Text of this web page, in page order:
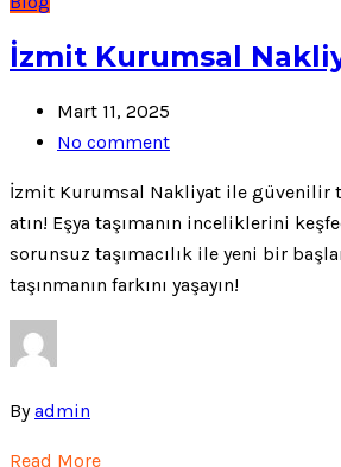
İzmit Kurumsal
Mart 11, 2025
No comment
İzmit Kurumsal Nakliyat ile güvenilir
atın! Eşya taşımanın inceliklerini
sorunsuz taşımacılık ile yeni bir
taşınmanın farkını yaşayın!
Byadmin
Read More